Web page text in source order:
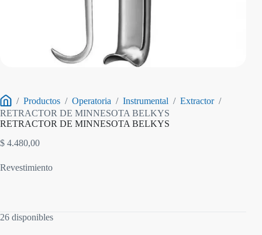
Inicio
/ Productos / Operatoria / Instrumental / Extractor /
RETRACTOR DE MINNESOTA BELKYS
RETRACTOR DE MINNESOTA BELKYS
$ 4.480,00
Revestimiento
26 disponibles